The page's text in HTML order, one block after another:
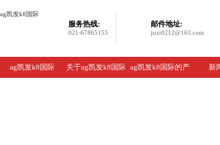
ag凯发k8国际
邮件地址:
juzi0212@163.com
服务热线:
021-67865155
ag凯发k8国际 关于ag凯发k8国际 ag凯发k8国际的产 新